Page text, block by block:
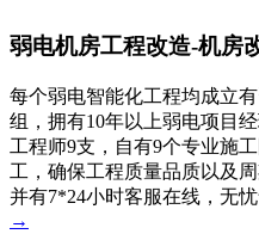
弱电机房工程改造-机房
每个弱电智能化工程均成立
组，拥有10年以上弱电项目
工程师9支，自有9个专业施
工，确保工程质量品质以及
并有7*24小时客服在线，无忧
→